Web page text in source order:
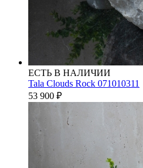
ЕСТЬ В НАЛИЧИИ
Tala Clouds Rock 071010311
53 900 ₽